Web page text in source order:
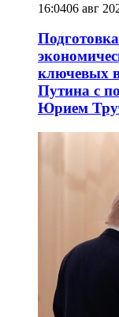
16:0406 авг
ключевых
Путина с
Юрием